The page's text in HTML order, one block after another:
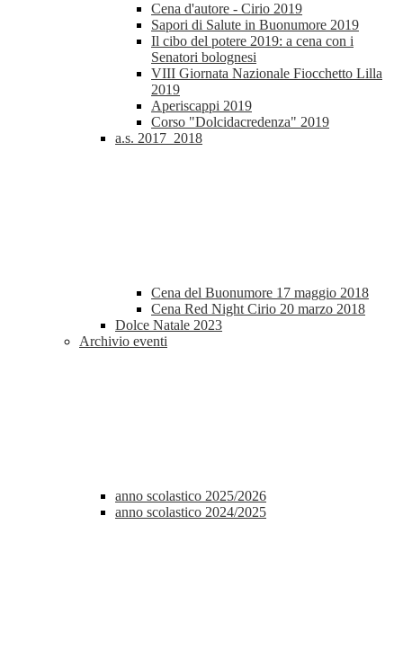
Cena d'autore - Cirio 2019
Sapori di Salute in Buonumore 2019
Il cibo del potere 2019: a cena con i
Senatori bolognesi
VIII Giornata Nazionale Fiocchetto Lilla
2019
Aperiscappi 2019
Corso "Dolcidacredenza" 2019
a.s. 2017_2018
Cena del Buonumore 17 maggio 2018
Cena Red Night Cirio 20 marzo 2018
Dolce Natale 2023
Archivio eventi
anno scolastico 2025/2026
anno scolastico 2024/2025